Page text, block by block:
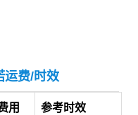
运费/时效
用 参考时效